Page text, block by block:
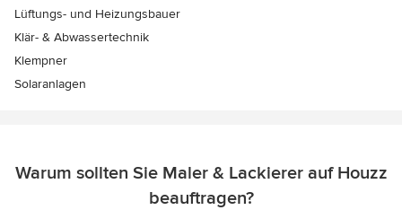
Lüftungs- und Heizungsbauer
Klär- & Abwassertechnik
Klempner
Solaranlagen
Warum sollten Sie Maler & Lackierer auf Houzz
beauftragen?